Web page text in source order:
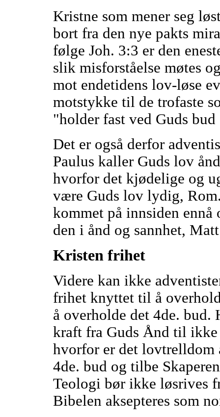
Kristne som mener seg
bort fra den nye pakts
følge Joh. 3:3 er den
slik misforståelse møtes
mot endetidens lov-løse
motstykke til de trofaste
"holder fast ved Guds
Det er også derfor
Paulus kaller Guds lov
hvorfor det kjødelige og
være Guds lov lydig,
kommet på innsiden
den i ånd og sannhet,
Kristen frihet
Videre kan ikke
frihet knyttet til å
å overholde det 4de.
kraft fra Guds Ånd til
hvorfor er det lovtrelldom
4de. bud og tilbe
Teologi bør ikke løsrives
Bibelen aksepteres som